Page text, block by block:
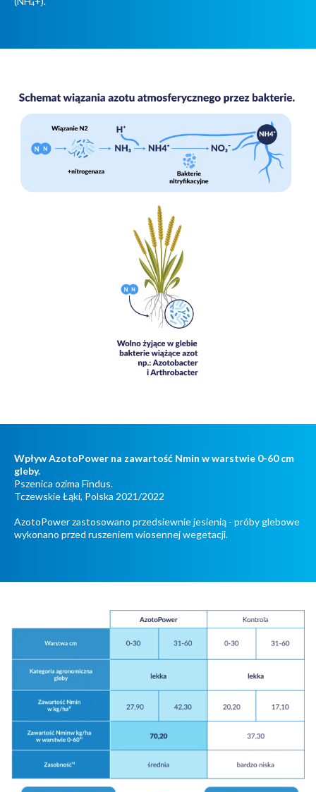
4
Wpływ AzotoPower na zawartość Nmin w warstwie 0-60 cm
gleby.
Pszenica ozima Findus.
Tczewskie Łąki, Polska 2021/2022
AzotoPower zastosowano przedsiewnie jesienią - próby glebowe
wykonano przed ruszeniem wiosennej wegetacji.